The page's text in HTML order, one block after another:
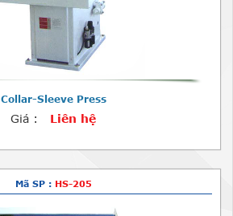
Collar-Sleeve Press
Giá : Liên hệ
Mã SP : HS-205